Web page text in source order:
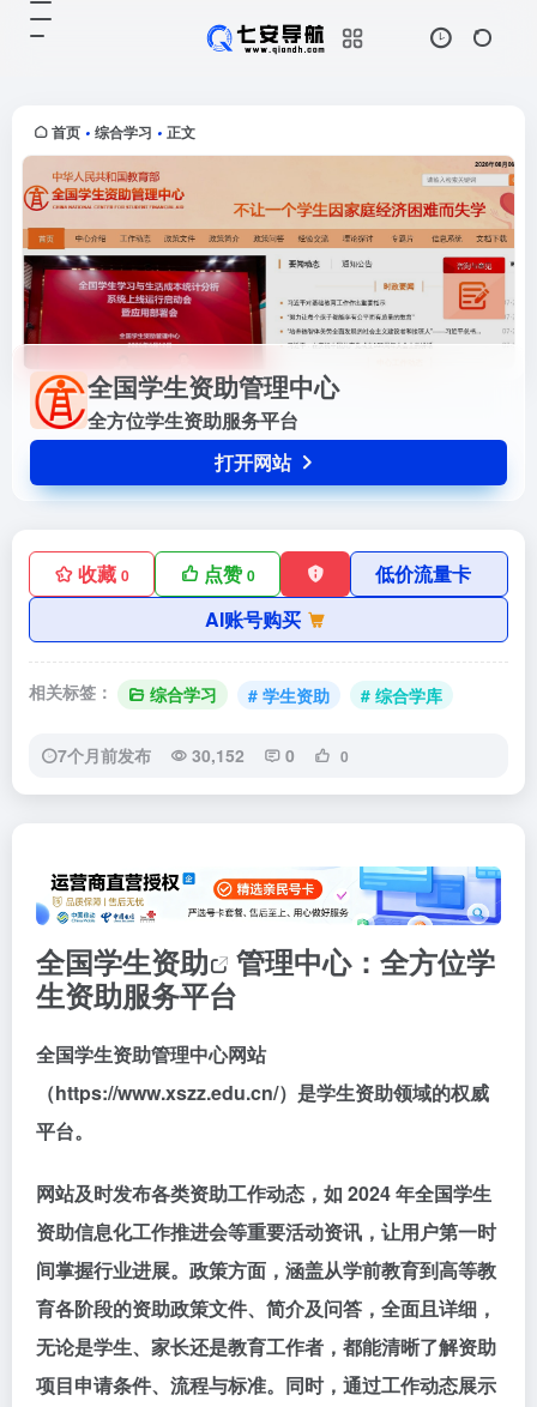
首页 • 综合学习 • 正文
全国学生资助管理中心
全方位学生资助服务平台
打开网站
收藏 0 点赞0
低价流量卡
AI账号购买
相关标签： 综合学习 # 学生资助 # 综合学库
7个月前发布 30,152 0 0
全国学生资助
管理中心：全方位学
生资助服务平台
全国学生资助管理中心网站
（https://www.xszz.edu.cn/）是学生资助领域的权威
平台。
网站及时发布各类资助工作动态，如 2024 年全国学生
资助信息化工作推进会等重要活动资讯，让用户第一时
间掌握行业进展。政策方面，涵盖从学前教育到高等教
育各阶段的资助政策文件、简介及问答，全面且详细，
无论是学生、家长还是教育工作者，都能清晰了解资助
项目申请条件、流程与标准。同时，通过工作动态展示